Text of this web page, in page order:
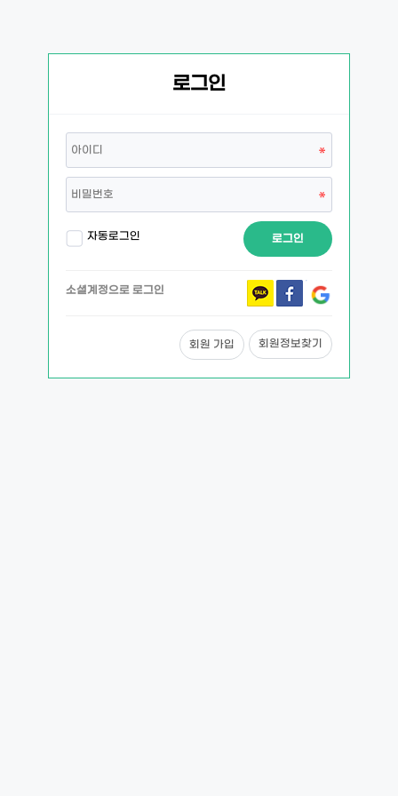
로그인
자동로그인 로그인
소셜계정으로 로그인
회원 가입 회원정보찾기